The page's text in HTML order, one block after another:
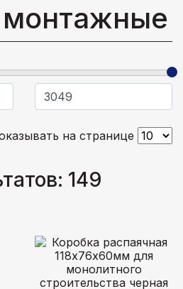
на странице
149